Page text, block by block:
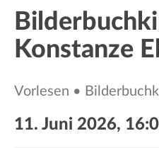
Konstanze
Vorlesen •
11. Juni 2026,